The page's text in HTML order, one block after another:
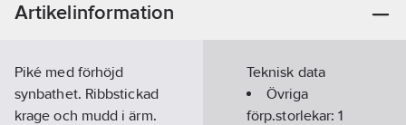
Artikelinformation
Piké med förhöjd
synbathet. Ribbstickad
krage och mudd i ärm.
Teknisk data
Övriga
förp.storlekar:1